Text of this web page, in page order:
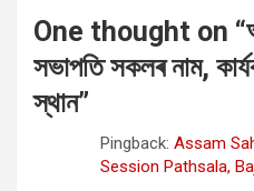
One thought on “
সভাপতি সকলৰ নাম,
স্থান”
Pingback: Assam
Session Pathsala,